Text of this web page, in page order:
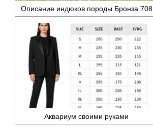
Описание индюков породы Бронза 708
Аквариум своими руками